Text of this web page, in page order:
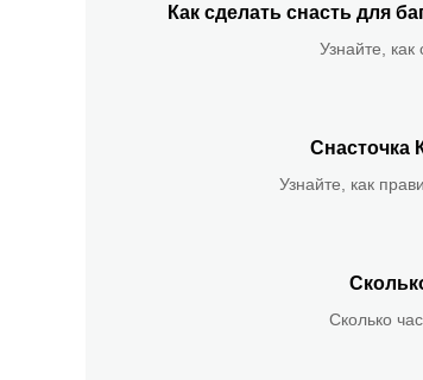
Как сделать снасть для
Узнайте,
Снасточка
Узнайте, как
Сколько